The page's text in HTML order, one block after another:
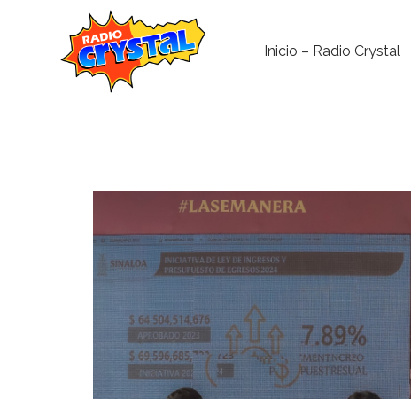
Inicio – Radio Crystal